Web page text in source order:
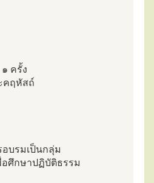
ครั้ง
คฤหัสถ์
บรมเป็นกลุ่ม
ศึกษาปฏิบัติธรรม